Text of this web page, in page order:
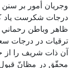
وجريان أمور بر
درجات شكرست ياد
ظاهر وباطن
ترقيات در درجات
آن ذات شريف را از
محقّق در مظانّ قبول